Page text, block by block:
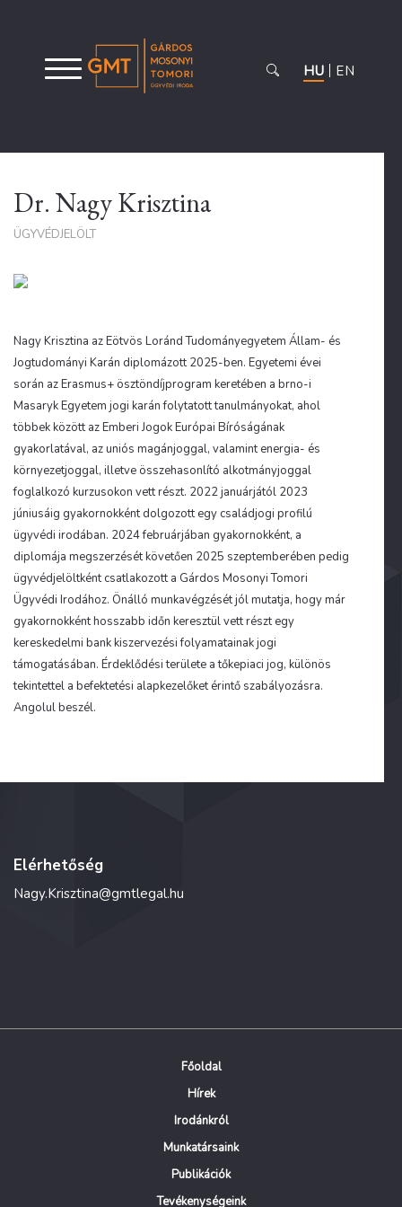
HU EN
Dr. Nagy Krisztina
ÜGYVÉDJELÖLT
Nagy Krisztina az Eötvös Loránd Tudományegyetem Állam- és
Jogtudományi Karán diplomázott 2025-ben. Egyetemi évei
során az Erasmus+ ösztöndíjprogram keretében a brno-i
Masaryk Egyetem jogi karán folytatott tanulmányokat, ahol
többek között az Emberi Jogok Európai Bíróságának
gyakorlatával, az uniós magánjoggal, valamint energia- és
környezetjoggal, illetve összehasonlító alkotmányjoggal
foglalkozó kurzusokon vett részt. 2022 januárjától 2023
júniusáig gyakornokként dolgozott egy családjogi profilú
ügyvédi irodában. 2024 februárjában gyakornokként, a
diplomája megszerzését követően 2025 szeptemberében pedig
ügyvédjelöltként csatlakozott a Gárdos Mosonyi Tomori
Ügyvédi Irodához. Önálló munkavégzését jól mutatja, hogy már
gyakornokként hosszabb időn keresztül vett részt egy
kereskedelmi bank kiszervezési folyamatainak jogi
támogatásában. Érdeklődési területe a tőkepiaci jog, különös
tekintettel a befektetési alapkezelőket érintő szabályozásra.
Angolul beszél.
Elérhetőség
Nagy.Krisztina@gmtlegal.hu
Főoldal
Hírek
Irodánkról
Munkatársaink
Publikációk
Tevékenységeink